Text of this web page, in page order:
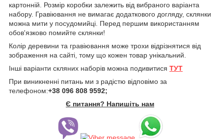
картонній. Розмір коробки залежить від вибраного варіанта
набору. Гравіювання не вимагає додаткового догляду, склянки
можна мити у посудомийці. Перед першим використанням
обов'язково помийте склянки!
Колір деревини та гравіювання може трохи відрізнятися від
зображення на сайті, тому що кожен товар унікальний.
Інші варіанти скляних наборів можна подивитися ТУТ
При виникненні питань ми з радістю відповімо за
телефоном:+38 096 808 9592;
Є питання? Напишіть нам